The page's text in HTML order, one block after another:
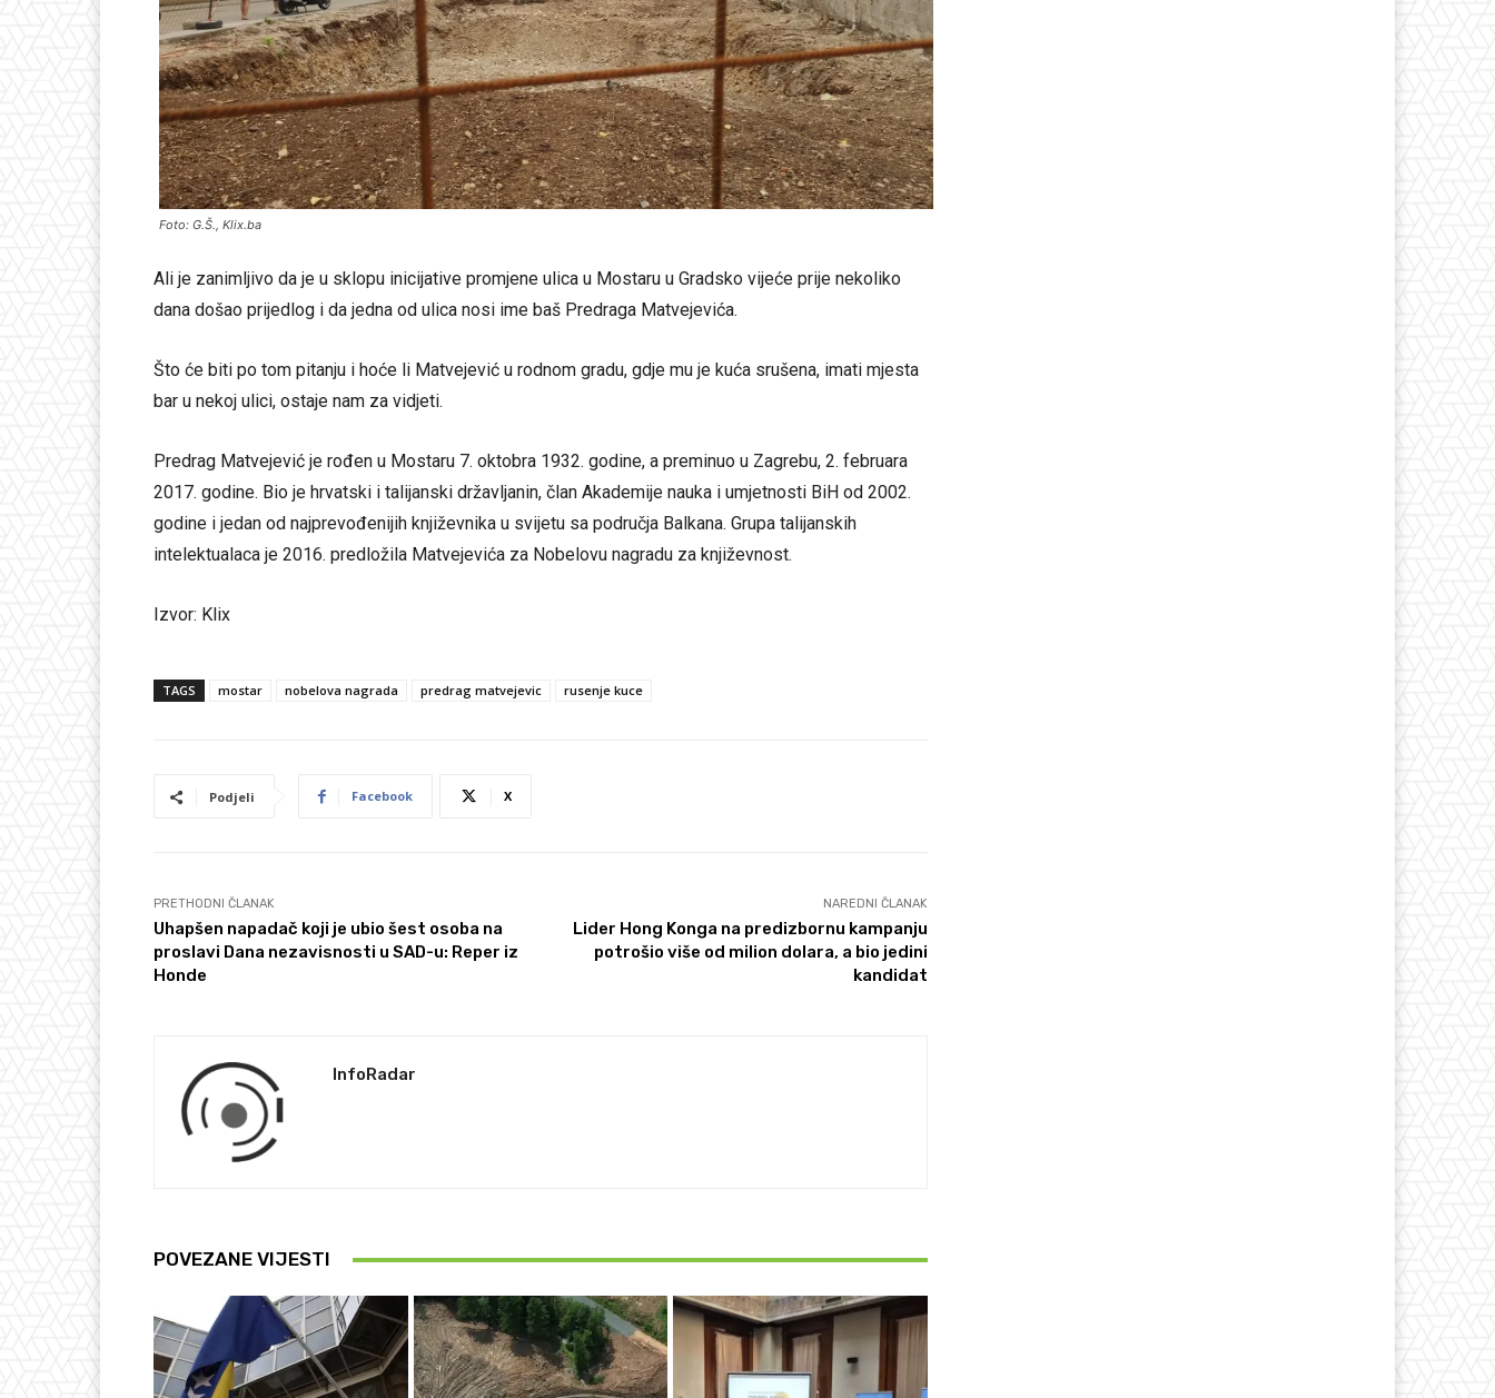
Foto: G.Š., Klix.ba
Ali je zanimljivo da je u sklopu inicijative promjene ulica u Mostaru u Gradsko vijeće prije nekoliko
dana došao prijedlog i da jedna od ulica nosi ime baš Predraga Matvejevića.
Što će biti po tom pitanju i hoće li Matvejević u rodnom gradu, gdje mu je kuća srušena, imati mjesta
bar u nekoj ulici, ostaje nam za vidjeti.
Predrag Matvejević je rođen u Mostaru 7. oktobra 1932. godine, a preminuo u Zagrebu, 2. februara
2017. godine. Bio je hrvatski i talijanski državljanin, član Akademije nauka i umjetnosti BiH od 2002.
godine i jedan od najprevođenijih književnika u svijetu sa područja Balkana. Grupa talijanskih
intelektualaca je 2016. predložila Matvejevića za Nobelovu nagradu za književnost.
Izvor: Klix
TAGS mostar nobelova nagrada predrag matvejevic rusenje kuce
Podjeli Facebook X
PRETHODNI ČLANAK
Uhapšen napadač koji je ubio šest osoba na
proslavi Dana nezavisnosti u SAD-u: Reper iz
Honde
NAREDNI ČLANAK
Lider Hong Konga na predizbornu kampanju
potrošio više od milion dolara, a bio jedini
kandidat
InfoRadar
POVEZANE VIJESTI